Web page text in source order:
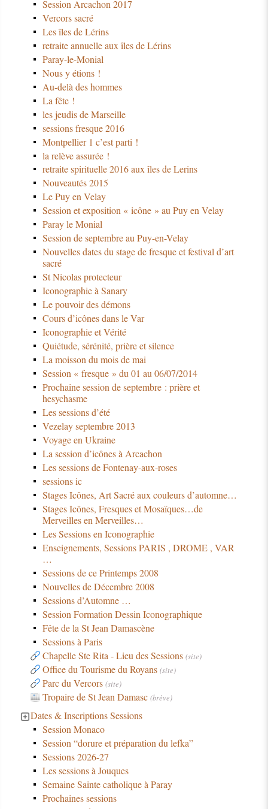
Session Arcachon 2017
Vercors sacré
Les îles de Lérins
retraite annuelle aux îles de Lérins
Paray-le-Monial
Nous y étions !
Au-delà des hommes
La fête !
les jeudis de Marseille
sessions fresque 2016
Montpellier 1 c’est parti !
la relève assurée !
retraite spirituelle 2016 aux îles de Lerins
Nouveautés 2015
Le Puy en Velay
Session et exposition « icône » au Puy en Velay
Paray le Monial
Session de septembre au Puy-en-Velay
Nouvelles dates du stage de fresque et festival d’art
sacré
St Nicolas protecteur
Iconographie à Sanary
Le pouvoir des démons
Cours d’icônes dans le Var
Iconographie et Vérité
Quiétude, sérénité, prière et silence
La moisson du mois de mai
Session « fresque » du 01 au 06/07/2014
Prochaine session de septembre : prière et
hesychasme
Les sessions d’été
Vezelay septembre 2013
Voyage en Ukraine
La session d’icônes à Arcachon
Les sessions de Fontenay-aux-roses
sessions ic
Stages Icônes, Art Sacré aux couleurs d’automne…
Stages Icônes, Fresques et Mosaïques…de
Merveilles en Merveilles…
Les Sessions en Iconographie
Enseignements, Sessions PARIS , DROME , VAR
…
Sessions de ce Printemps 2008
Nouvelles de Décembre 2008
Sessions d’Automne …
Session Formation Dessin Iconographique
Fête de la St Jean Damascène
Sessions à Paris
Chapelle Ste Rita - Lieu des Sessions (site)
Office du Tourisme du Royans (site)
Parc du Vercors (site)
Tropaire de St Jean Damasc (brève)
Dates & Inscriptions Sessions
Session Monaco
Session “dorure et préparation du lefka”
Sessions 2026-27
Les sessions à Jouques
Semaine Sainte catholique à Paray
Prochaines sessions